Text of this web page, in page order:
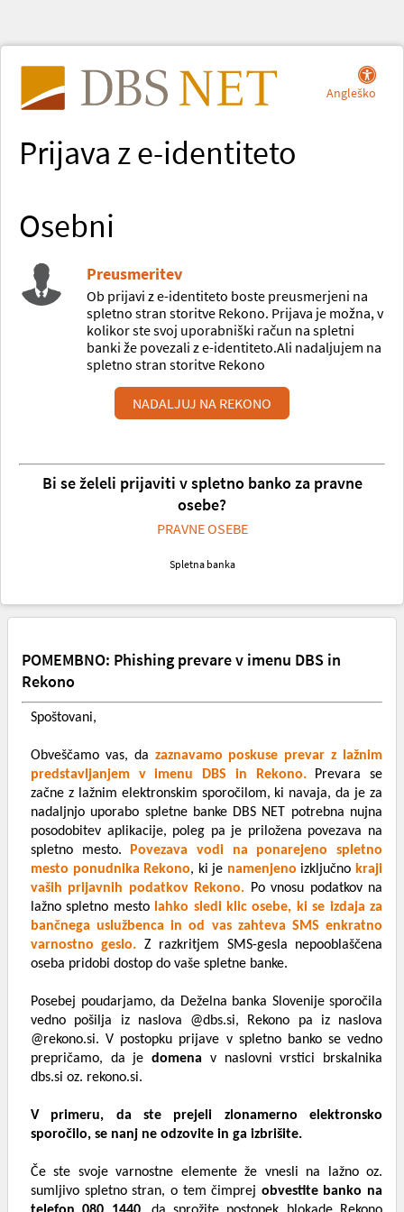
Angleško
Prijava z e-identiteto
Osebni
Preusmeritev
Ob prijavi z e-identiteto boste preusmerjeni na
spletno stran storitve Rekono. Prijava je možna, v
kolikor ste svoj uporabniški račun na spletni
banki že povezali z e-identiteto.Ali nadaljujem na
spletno stran storitve Rekono
NADALJUJ NA REKONO
Bi se želeli prijaviti v spletno banko za pravne
osebe?
PRAVNE OSEBE
Spletna banka
POMEMBNO: Phishing prevare v imenu DBS in
Rekono
Spoštovani,
Obveščamo vas, da zaznavamo poskuse prevar z lažnim
predstavljanjem v imenu DBS in Rekono.
Prevara se
začne z lažnim elektronskim sporočilom, ki navaja, da je za
nadaljnjo uporabo spletne banke DBS NET potrebna nujna
posodobitev aplikacije, poleg pa je priložena povezava na
spletno mesto.
Povezava vodi na ponarejeno spletno
mesto ponudnika Rekono, ki je namenjeno izključno kraji
vaših prijavnih podatkov Rekono. Po vnosu podatkov na
lažno spletno mesto lahko sledi klic osebe, ki se izdaja za
bančnega uslužbenca in od vas zahteva SMS enkratno
varnostno geslo. Z razkritjem SMS-gesla nepooblaščena
oseba pridobi dostop do vaše spletne banke.
Posebej poudarjamo, da Deželna banka Slovenije sporočila
vedno pošilja iz naslova @dbs.si, Rekono pa iz naslova
@rekono.si. V postopku prijave v spletno banko se vedno
prepričamo, da jedomena v naslovni vrstici brskalnika
dbs.si oz. rekono.si.
V primeru, da ste prejeli zlonamerno elektronsko
sporočilo, se nanj ne odzovite in ga izbrišite.
Če ste svoje varnostne elemente že vnesli na lažno oz.
sumljivo spletno stran, o tem čimprej obvestite banko na